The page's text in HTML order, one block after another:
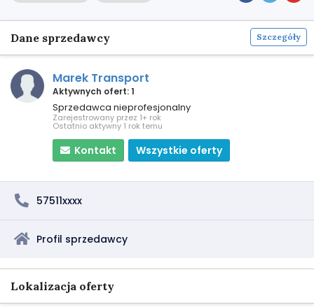
Dane sprzedawcy Szczegóły
Marek Transport
Aktywnych ofert: 1
Sprzedawca nieprofesjonalny
Zarejestrowany przez 1+ rok
Ostatnio aktywny 1 rok temu
Kontakt Wszystkie oferty
57511xxxx
Profil sprzedawcy
Lokalizacja oferty